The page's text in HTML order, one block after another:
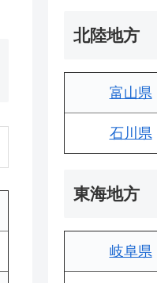
北陸地方
富山県
石川県
東海地方
岐阜県